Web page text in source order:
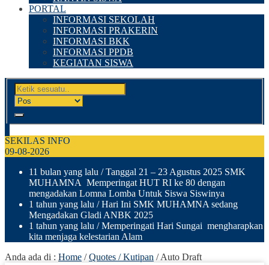
PORTAL
INFORMASI SEKOLAH
INFORMASI PRAKERIN
INFORMASI BKK
INFORMASI PPDB
KEGIATAN SISWA
SEKILAS INFO
09-08-2026
11 bulan yang lalu / Tanggal 21 – 23 Agustus 2025 SMK
MUHAMNA Memperingat HUT RI ke 80 dengan
mengadakan Lomna Lomba Untuk Siswa Siswinya
1 tahun yang lalu / Hari Ini SMK MUHAMNA sedang
Mengadakan Gladi ANBK 2025
1 tahun yang lalu / Memperingati Hari Sungai mengharapkan
kita menjaga kelestarian Alam
Anda ada di : Home /Quotes / Kutipan /Auto Draft